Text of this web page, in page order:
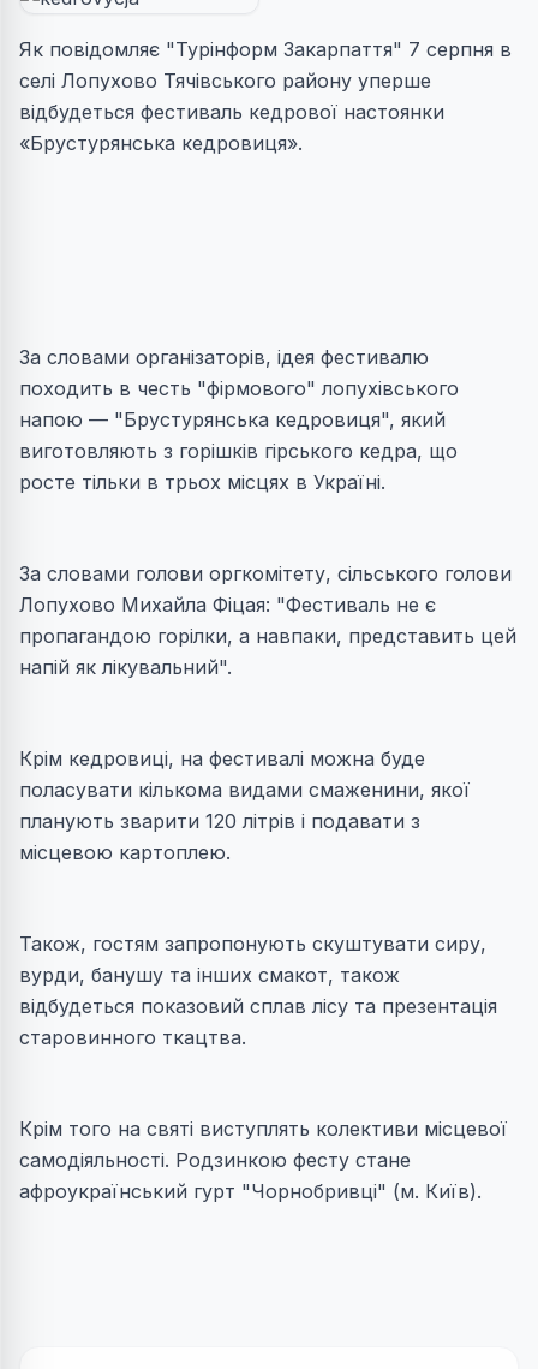
Як повідомляє "Турінформ Закарпаття" 7 серпня в
селі Лопухово Тячівського району уперше
відбудеться фестиваль кедрової настоянки
«Брустурянська кедровиця».
За словами організаторів, ідея фестивалю
походить в честь "фірмового" лопухівського
напою — "Брустурянська кедровиця", який
виготовляють з горішків гірського кедра, що
росте тільки в трьох місцях в Україні.
За словами голови оргкомітету, сільського голови
Лопухово Михайла Фіцая: "Фестиваль не є
пропагандою горілки, а навпаки, представить цей
напій як лікувальний".
Крім кедровиці, на фестивалі можна буде
поласувати кількома видами смаженини, якої
планують зварити 120 літрів і подавати з
місцевою картоплею.
Також, гостям запропонують скуштувати сиру,
вурди, банушу та інших смакот, також
відбудеться показовий сплав лісу та презентація
старовинного ткацтва.
Крім того на святі виступлять колективи місцевої
самодіяльності. Родзинкою фесту стане
афроукраїнський гурт "Чорнобривці" (м. Київ).